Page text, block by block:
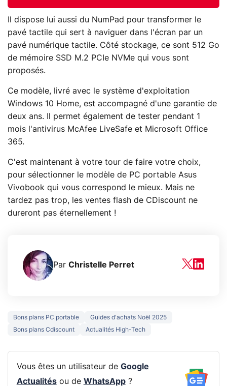
Il dispose lui aussi du NumPad pour transformer le
pavé tactile qui sert à naviguer dans l'écran par un
pavé numérique tactile. Côté stockage, ce sont 512 Go
de mémoire SSD M.2 PCIe NVMe qui vous sont
proposés.
Ce modèle, livré avec le système d'exploitation
Windows 10 Home, est accompagné d'une garantie de
deux ans. Il permet également de tester pendant 1
mois l'antivirus McAfee LiveSafe et Microsoft Office
365.
C'est maintenant à votre tour de faire votre choix,
pour sélectionner le modèle de PC portable Asus
Vivobook qui vous correspond le mieux. Mais ne
tardez pas trop, les ventes flash de CDiscount ne
dureront pas éternellement !
Par Christelle Perret
Bons plans PC portable
Guides d'achats Noël 2025
Bons plans Cdiscount
Actualités High-Tech
Vous êtes un utilisateur de Google
Actualitésou de WhatsApp?